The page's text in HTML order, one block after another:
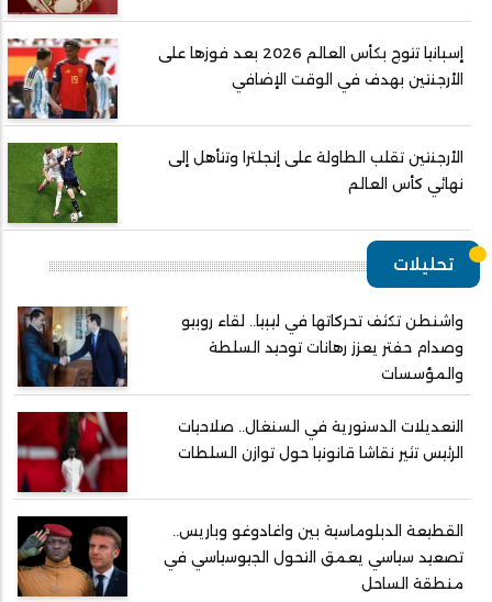
إسبانيا تتوج بكأس العالم 2026 بعد فوزها على
الأرجنتين بهدف في الوقت الإضافي
الأرجنتين تقلب الطاولة على إنجلترا وتتأهل إلى
نهائي كأس العالم
تحليلات
واشنطن تكثف تحركاتها في ليبيا.. لقاء روبيو
وصدام حفتر يعزز رهانات توحيد السلطة
والمؤسسات
التعديلات الدستورية في السنغال.. صلاحيات
الرئيس تثير نقاشا قانونيا حول توازن السلطات
القطيعة الدبلوماسية بين واغادوغو وباريس..
تصعيد سياسي يعمق التحول الجيوسياسي في
منطقة الساحل